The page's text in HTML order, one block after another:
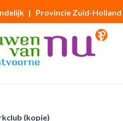
| Provincie Zuid-Holland
(kopie)